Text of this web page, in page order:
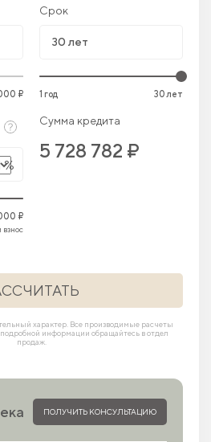
₽
Срок
1 год 30 лет
%
₽
Сумма кредита
5 728 782 ₽
характер. Все производимые расчеты
информации обращайтесь в отдел
продаж.
ПОЛУЧИТЬ КОНСУЛЬТАЦИЮ